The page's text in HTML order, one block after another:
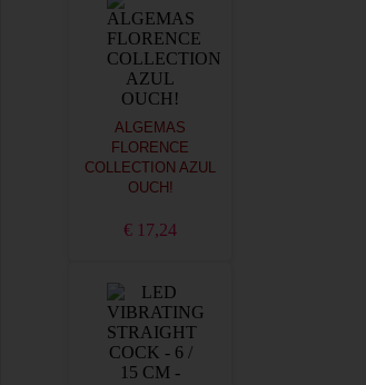
ALGEMAS
FLORENCE
COLLECTION AZUL
OUCH!
€ 17,24